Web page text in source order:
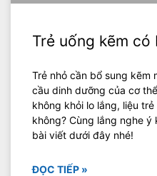
Trẻ uống kẽm có
Trẻ nhỏ cần bổ sung kẽm
cầu dinh dưỡng của cơ
không khỏi lo lắng, liệu
không? Cùng lắng nghe
bài viết dưới đây nhé!
ĐỌC TIẾP »